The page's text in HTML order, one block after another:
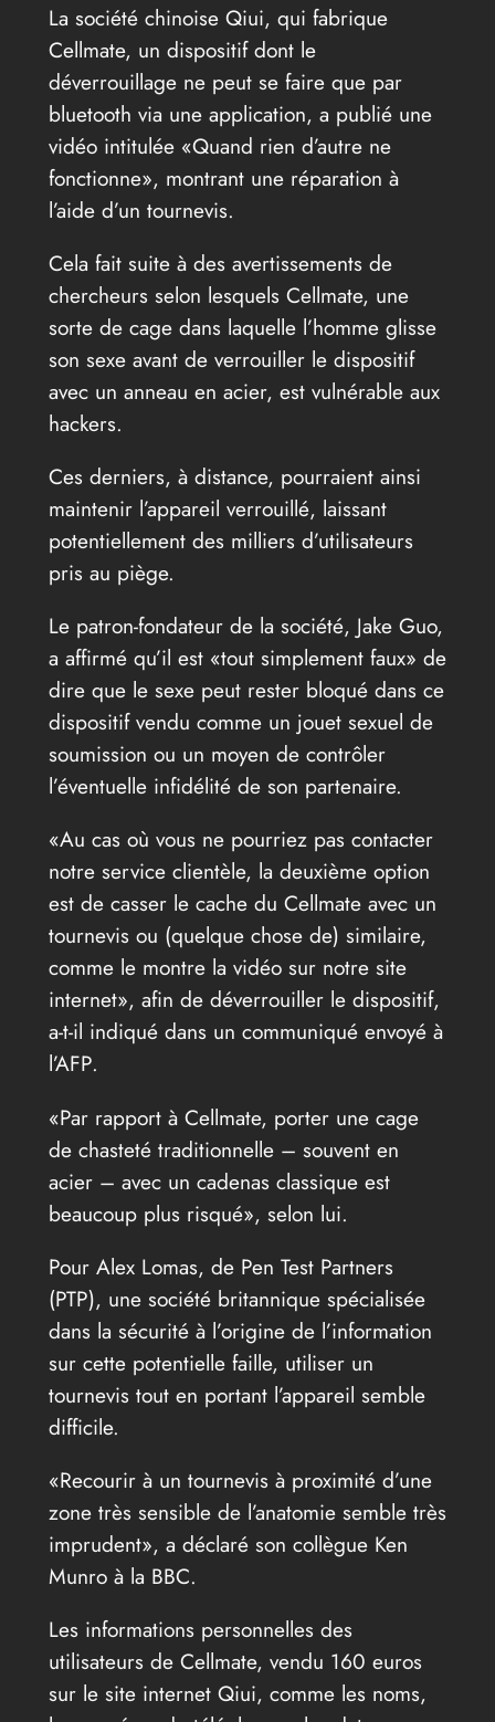
La société chinoise Qiui, qui fabrique
Cellmate, un dispositif dont le
déverrouillage ne peut se faire que par
bluetooth via une application, a publié une
vidéo intitulée «Quand rien d’autre ne
fonctionne», montrant une réparation à
l’aide d’un tournevis.
Cela fait suite à des avertissements de
chercheurs selon lesquels Cellmate, une
sorte de cage dans laquelle l’homme glisse
son sexe avant de verrouiller le dispositif
avec un anneau en acier, est vulnérable aux
hackers.
Ces derniers, à distance, pourraient ainsi
maintenir l’appareil verrouillé, laissant
potentiellement des milliers d’utilisateurs
pris au piège.
Le patron-fondateur de la société, Jake Guo,
a affirmé qu’il est «tout simplement faux» de
dire que le sexe peut rester bloqué dans ce
dispositif vendu comme un jouet sexuel de
soumission ou un moyen de contrôler
l’éventuelle infidélité de son partenaire.
«Au cas où vous ne pourriez pas contacter
notre service clientèle, la deuxième option
est de casser le cache du Cellmate avec un
tournevis ou (quelque chose de) similaire,
comme le montre la vidéo sur notre site
internet», afin de déverrouiller le dispositif,
a-t-il indiqué dans un communiqué envoyé à
l’AFP.
«Par rapport à Cellmate, porter une cage
de chasteté traditionnelle – souvent en
acier – avec un cadenas classique est
beaucoup plus risqué», selon lui.
Pour Alex Lomas, de Pen Test Partners
(PTP), une société britannique spécialisée
dans la sécurité à l’origine de l’information
sur cette potentielle faille, utiliser un
tournevis tout en portant l’appareil semble
difficile.
«Recourir à un tournevis à proximité d’une
zone très sensible de l’anatomie semble très
imprudent», a déclaré son collègue Ken
Munro à la BBC.
Les informations personnelles des
utilisateurs de Cellmate, vendu 160 euros
sur le site internet Qiui, comme les noms,